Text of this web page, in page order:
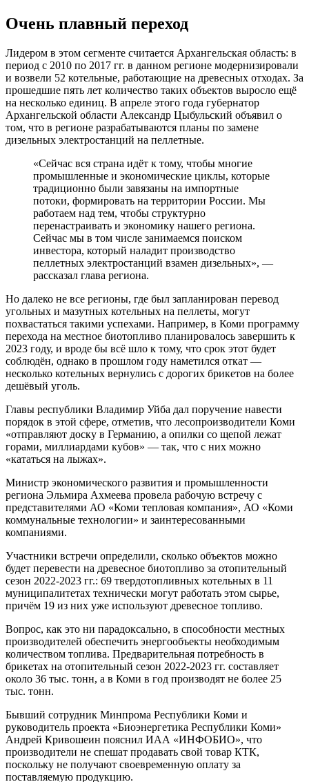
Очень плавный переход
Лидером в этом сегменте считается Архангельская область: в
период с 2010 по 2017 гг. в данном регионе модернизировали
и возвели 52 котельные, работающие на древесных отходах. За
прошедшие пять лет количество таких объектов выросло ещё
на несколько единиц. В апреле этого года губернатор
Архангельской области Александр Цыбульский объявил о
том, что в регионе разрабатываются планы по замене
дизельных электростанций на пеллетные.
«Сейчас вся страна идёт к тому, чтобы многие
промышленные и экономические циклы, которые
традиционно были завязаны на импортные
потоки, формировать на территории России. Мы
работаем над тем, чтобы структурно
перенастраивать и экономику нашего региона.
Сейчас мы в том числе занимаемся поиском
инвестора, который наладит производство
пеллетных электростанций взамен дизельных», —
рассказал глава региона.
Но далеко не все регионы, где был запланирован перевод
угольных и мазутных котельных на пеллеты, могут
похвастаться такими успехами. Например, в Коми программу
перехода на местное биотопливо планировалось завершить к
2023 году, и вроде бы всё шло к тому, что срок этот будет
соблюдён, однако в прошлом году наметился откат —
несколько котельных вернулись с дорогих брикетов на более
дешёвый уголь.
Главы республики Владимир Уйба дал поручение навести
порядок в этой сфере, отметив, что лесопроизводители Коми
«отправляют доску в Германию, а опилки со щепой лежат
горами, миллиардами кубов» — так, что с них можно
«кататься на лыжах».
Министр экономического развития и промышленности
региона Эльмира Ахмеева провела рабочую встречу с
представителями АО «Коми тепловая компания», АО «Коми
коммунальные технологии» и заинтересованными
компаниями.
Участники встречи определили, сколько объектов можно
будет перевести на древесное биотопливо за отопительный
сезон 2022-2023 гг.: 69 твердотопливных котельных в 11
муниципалитетах технически могут работать этом сырье,
причём 19 из них уже используют древесное топливо.
Вопрос, как это ни парадоксально, в способности местных
производителей обеспечить энергообъекты необходимым
количеством топлива. Предварительная потребность в
брикетах на отопительный сезон 2022-2023 гг. составляет
около 36 тыс. тонн, а в Коми в год производят не более 25
тыс. тонн.
Бывший сотрудник Минпрома Республики Коми и
руководитель проекта «Биоэнергетика Республики Коми»
Андрей Кривошеин пояснил ИАА «ИНФОБИО», что
производители не спешат продавать свой товар КТК,
поскольку не получают своевременную оплату за
поставляемую продукцию.